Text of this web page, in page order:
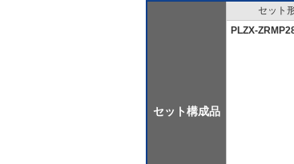
セット構成品
セット
PLZX-